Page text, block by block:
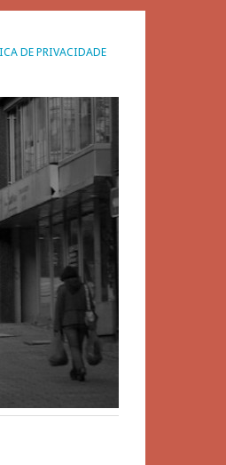
DE PRIVACIDADE